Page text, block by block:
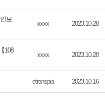
보
xxxx 2023.10.28
108
xxxx 2023.10.28
etranspia 2023.10.16